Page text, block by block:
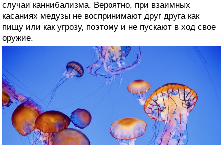
случаи каннибализма. Вероятно, при взаимных
касаниях медузы не воспринимают друг друга как
пищу или как угрозу, поэтому и не пускают в ход свое
оружие.